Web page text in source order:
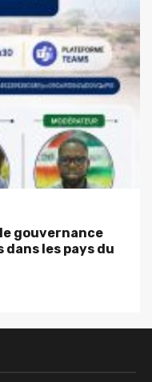
gouvernance
les pays du